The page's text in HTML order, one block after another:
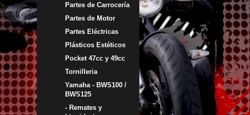
Partes de Carrocería
Partes de Motor
Partes Eléctricas
Plásticos Estéticos
Pocket 47cc y 49cc
Tornilleria
Yamaha - BWS100 /
BWS125
- Remates y